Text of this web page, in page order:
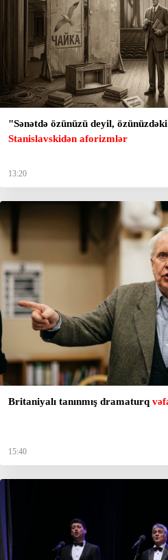
"Sənətdə özünüzü deyil,
Stanislavskidən aforizmlər
13:20
Britaniyalı tanınmış dramaturq
15:40